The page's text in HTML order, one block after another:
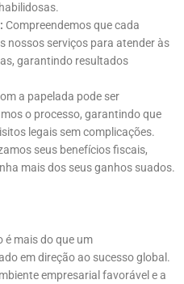
Compreendemos que cada
nossos serviços para atender às
garantindo resultados
a papelada pode ser
o processo, garantindo que
legais sem complicações.
seus benefícios fiscais,
mais dos seus ganhos suados.
é mais do que um
em direção ao sucesso global.
empresarial favorável e a